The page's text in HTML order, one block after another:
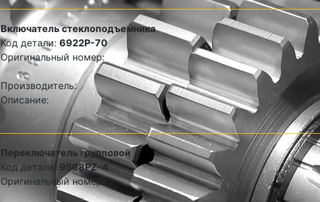
Включатель стеклоподъемника
Код детали: 6922P-70
Оригинальный номер:
Производитель:
Описание:
Переключатель групповой
Код детали: 9568PZ-4
Оригинальный номер: